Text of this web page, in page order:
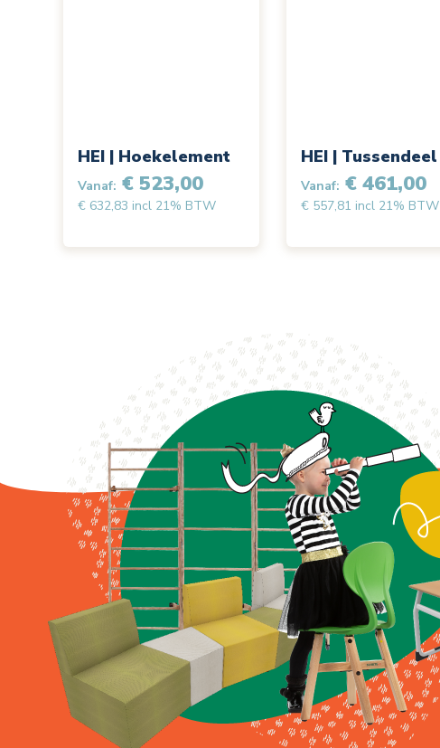
HEI | Hoekelement
Vanaf: € 523,00
€ 632,83 incl 21% BTW
HEI | Tussendeel
Vanaf: € 461,00
€ 557,81 incl 21% BTW